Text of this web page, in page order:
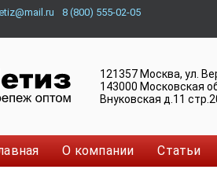
8 (800) 555-02-05
121357 Москва, ул.
143000 Московская
Внуковская д.11
О компании Статьи